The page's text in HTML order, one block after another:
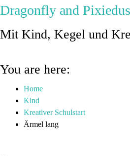
Dragonfly and
Mit Kind, Kegel und
You are here:
Home
Kind
Kreativer Schulstart
Ärmel lang